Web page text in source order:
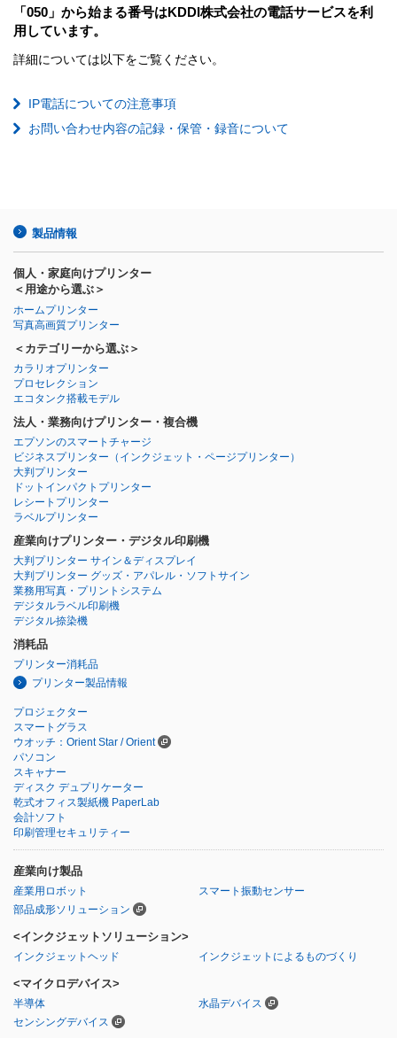
「050」から始まる番号はKDDI株式会社の電話サービスを利
用しています。
詳細については以下をご覧ください。
IP電話についての注意事項
お問い合わせ内容の記録・保管・録音について
製品情報
個人・家庭向けプリンター
＜用途から選ぶ＞
ホームプリンター
写真高画質プリンター
＜カテゴリーから選ぶ＞
カラリオプリンター
プロセレクション
エコタンク搭載モデル
法人・業務向けプリンター・複合機
エプソンのスマートチャージ
ビジネスプリンター （インクジェット・ページプリンター）
大判プリンター
ドットインパクトプリンター
レシートプリンター
ラベルプリンター
産業向けプリンター・デジタル印刷機
大判プリンター サイン＆ディスプレイ
大判プリンター グッズ・アパレル・ソフトサイン
業務用写真・プリントシステム
デジタルラベル印刷機
デジタル捺染機
消耗品
プリンター消耗品
プリンター製品情報
プロジェクター
スマートグラス
ウオッチ：Orient Star / Orient
パソコン
スキャナー
ディスク デュプリケーター
乾式オフィス製紙機 PaperLab
会計ソフト
印刷管理セキュリティー
産業向け製品
産業用ロボット
スマート振動センサー
部品成形ソリューション
<インクジェットソリューション>
インクジェットヘッド インクジェットによるものづくり
<マイクロデバイス>
半導体
水晶デバイス
センシングデバイス